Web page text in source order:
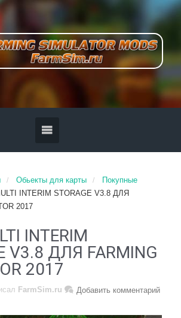
Обьекты для карты
Покупные
INTERIM STORAGE V3.8 ДЛЯ
2017
INTERIM
V3.8 ДЛЯ FARMING
2017
Добавить комментарий
FarmSim.ru